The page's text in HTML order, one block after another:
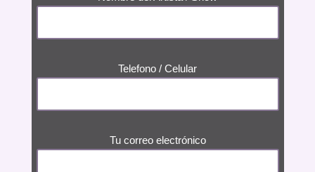
Telefono / Celular
Tu correo electrónico